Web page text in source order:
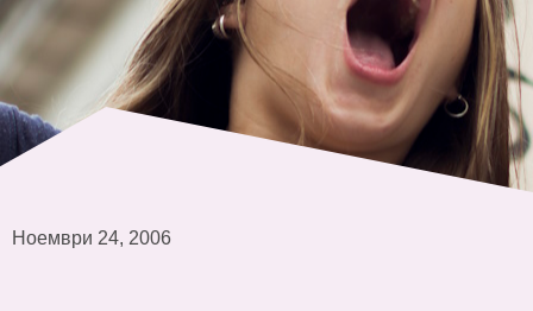
Ноември 24, 2006